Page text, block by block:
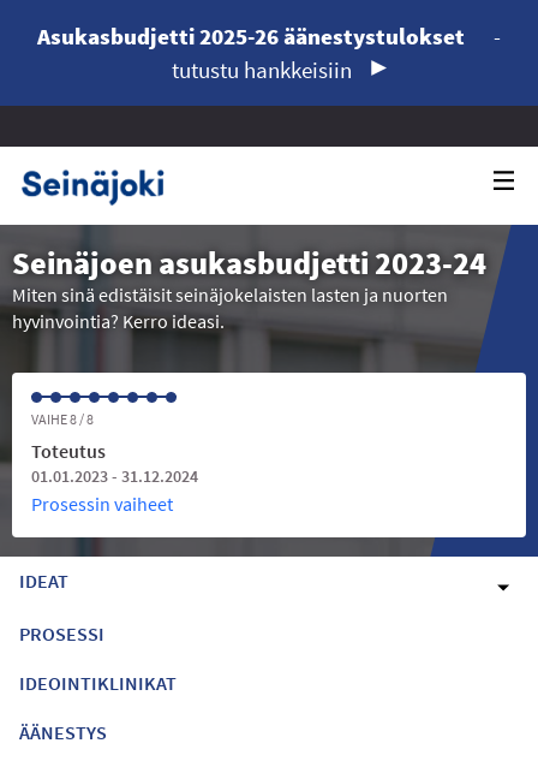
Asukasbudjetti 2025-26 äänestystulokset
-
tutustu hankkeisiin
Seinäjoen asukasbudjetti 2023-24
Miten sinä edistäisit seinäjokelaisten lasten ja nuorten
hyvinvointia? Kerro ideasi.
VAIHE 8 / 8
Toteutus
01.01.2023 - 31.12.2024
Prosessin vaiheet
IDEAT
PROSESSI
IDEOINTIKLINIKAT
ÄÄNESTYS